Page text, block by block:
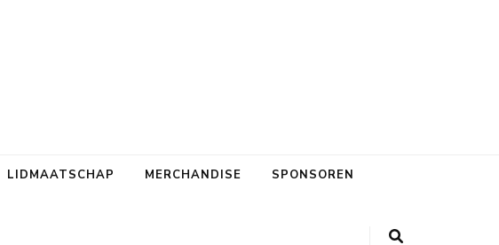
LIDMAATSCHAP MERCHANDISE
SPONSOREN